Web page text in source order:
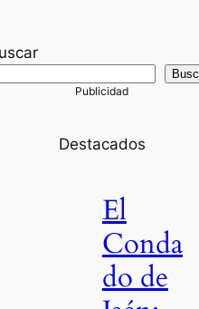
Destacados
El
Conda
do de